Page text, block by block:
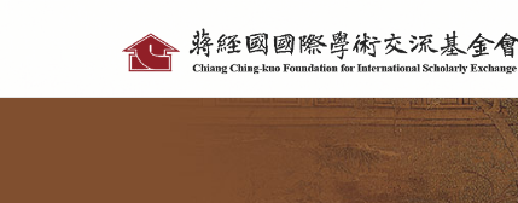
具